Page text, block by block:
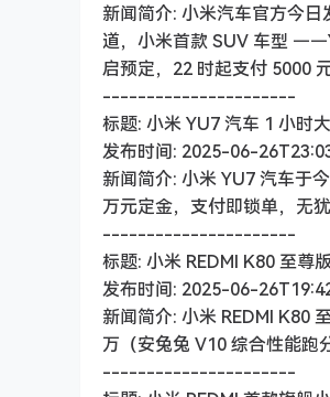
新闻简介: 小米汽车官方今
道，小米首款 SUV 车型
启预定，22 时起支付 5000
----------------------
标题: 小米 YU7 汽车 1 小时
发布时间: 2025-06-
新闻简介: 小米 YU7 汽车于
万元定金，支付即锁单，无
----------------------
标题: 小米 REDMI K80 至尊
发布时间: 2025-06-
新闻简介: 小米 REDMI K80
万（安兔兔 V10 综合性能跑
----------------------